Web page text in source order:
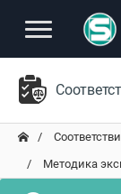
Методика